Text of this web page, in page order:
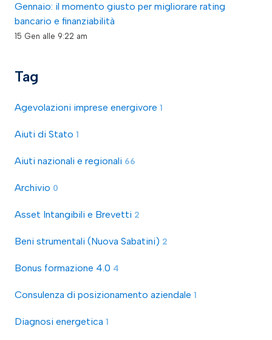
Gennaio: il momento giusto per migliorare rating
bancario e finanziabilità
15 Gen alle 9:22 am
Tag
Agevolazioni imprese energivore 1
Aiuti di Stato 1
Aiuti nazionali e regionali 66
Archivio 0
Asset Intangibili e Brevetti 2
Beni strumentali (Nuova Sabatini) 2
Bonus formazione 4.0 4
Consulenza di posizionamento aziendale 1
Diagnosi energetica 1